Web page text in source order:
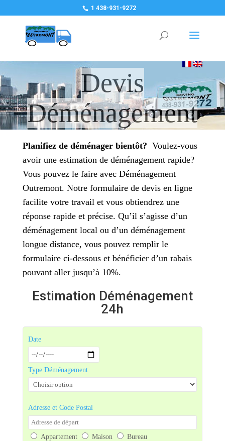
1 438-931-9272
Devis
Déménagement
Planifiez de déménager bientôt? Voulez-vous
avoir une estimation de déménagement rapide?
Vous pouvez le faire avec Déménagement
Outremont. Notre formulaire de devis en ligne
facilite votre travail et vous obtiendrez une
réponse rapide et précise. Qu’il s’agisse d’un
déménagement local ou d’un déménagement
longue distance, vous pouvez remplir le
formulaire ci-dessous et bénéficier d’un rabais
pouvant aller jusqu’à 10%.
Estimation Déménagement
24h
Date
Type Déménagement
Adresse et Code Postal
Appartement Maison
Bureau